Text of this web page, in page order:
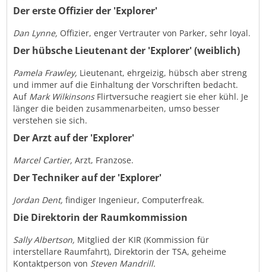
Der erste Offizier der 'Explorer'
Dan Lynne, Offizier, enger Vertrauter von Parker, sehr loyal.
Der hübsche Lieutenant der 'Explorer' (weiblich)
Pamela Frawley, Lieutenant, ehrgeizig, hübsch aber streng
und immer auf die Einhaltung der Vorschriften bedacht.
AufMark Wilkinsons Flirtversuche reagiert sie eher kühl. Je
länger die beiden zusammenarbeiten, umso besser
verstehen sie sich.
Der Arzt auf der 'Explorer'
Marcel Cartier, Arzt, Franzose.
Der Techniker auf der 'Explorer'
Jordan Dent, findiger Ingenieur, Computerfreak.
Die Direktorin der Raumkommission
Sally Albertson, Mitglied der KIR (Kommission für
interstellare Raumfahrt), Direktorin der TSA, geheime
Kontaktperson von Steven Mandrill.